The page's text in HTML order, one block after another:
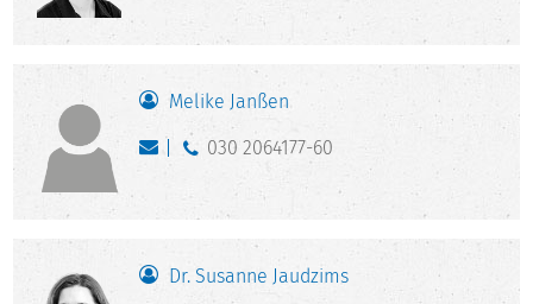
Melike Janßen
030 2064177-60
Dr. Susanne Jaudzims